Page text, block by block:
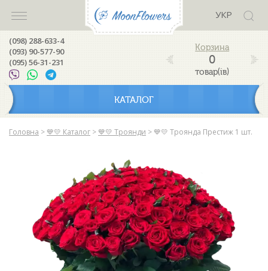
УКР
(098) 288-633-4
(093) 90-577-90
(095) 56-31-231
0
товар(ів)
КАТАЛОГ
Головна > 💙💛 Каталог > 💙💛 Троянди > 💙💛 Троянда Престиж 1 шт.